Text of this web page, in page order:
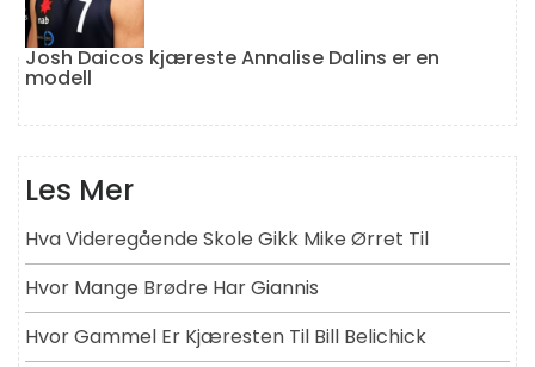
Josh Daicos kjæreste Annalise Dalins er en
modell
Les Mer
Hva Videregående Skole Gikk Mike Ørret Til
Hvor Mange Brødre Har Giannis
Hvor Gammel Er Kjæresten Til Bill Belichick